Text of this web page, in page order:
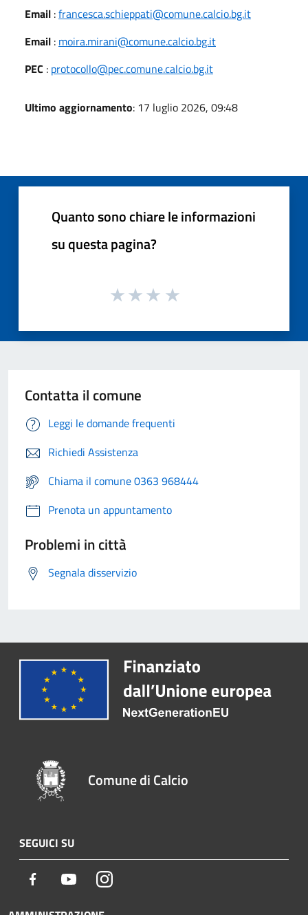
Email :francesca.schieppati@comune.calcio.bg.it
Email : moira.mirani@comune.calcio.bg.it
PEC : protocollo@pec.comune.calcio.bg.it
Ultimo aggiornamento: 17 luglio 2026, 09:48
Quanto sono chiare le informazioni
su questa pagina?
Contatta il comune
Leggi le domande frequenti
Richiedi Assistenza
Chiama il comune 0363 968444
Prenota un appuntamento
Problemi in città
Segnala disservizio
Comune di Calcio
SEGUICI SU
Facebook YoutubeInstagram